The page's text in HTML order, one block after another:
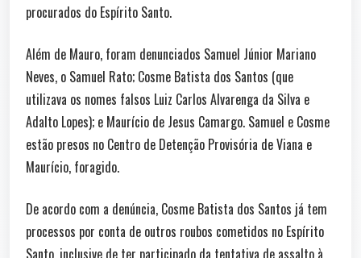
procurados do Espírito Santo.
Além de Mauro, foram denunciados Samuel Júnior Mariano
Neves, o Samuel Rato; Cosme Batista dos Santos (que
utilizava os nomes falsos Luiz Carlos Alvarenga da Silva e
Adalto Lopes); e Maurício de Jesus Camargo. Samuel e Cosme
estão presos no Centro de Detenção Provisória de Viana e
Maurício, foragido.
De acordo com a denúncia, Cosme Batista dos Santos já tem
processos por conta de outros roubos cometidos no Espírito
Santo, inclusive de ter participado da tentativa de assalto à